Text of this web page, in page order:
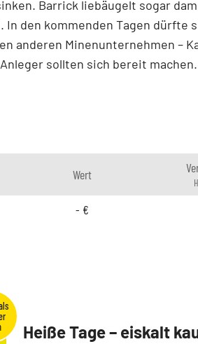
Barrick liebäugelt sogar
In den kommenden Tagen dürfte
anderen Minenunternehmen –
sollten sich bereit machen.
Wert
- €
Heiße Tage – eiskalt